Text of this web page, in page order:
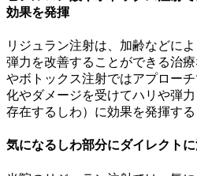
効果を発揮
リジュラン注射は、加齢などに
弾力を改善することができる治
やボトックス注射ではアプロー
化やダメージを受けてハリや弾
存在するしわ）に効果を発揮する
気になるしわ部分にダイレクト